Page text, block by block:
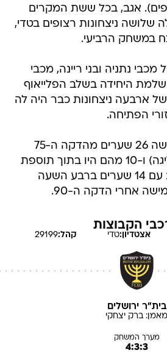
אגב, בכל ששת המקרים
שלושה ניצחונות רצופים בטדי,
במשחק הרביעי.
נתניה ובני ריינה, מכבי
היחידה בשלב הפלייאוף
של ארבעה ניצחונות כבר היה לה
הפתיחה.
* בית"ר ירושלים כבשה 26 שערים מהדקה ה-75
ואילך (הכי הרבה בליגה) ו-10 מהם היו בתוך תוספת
הזמן. מכבי תל אביב עם 14 שערים ברבע השעה
אחרי הדקה ה-90.
הקבוצות
אצטדיון:טדי קהל:29199
בית"ר ירושלים
מאמן:ברק יצחקי
מערך המשחק
4:3:3